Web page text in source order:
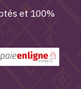
et 100%